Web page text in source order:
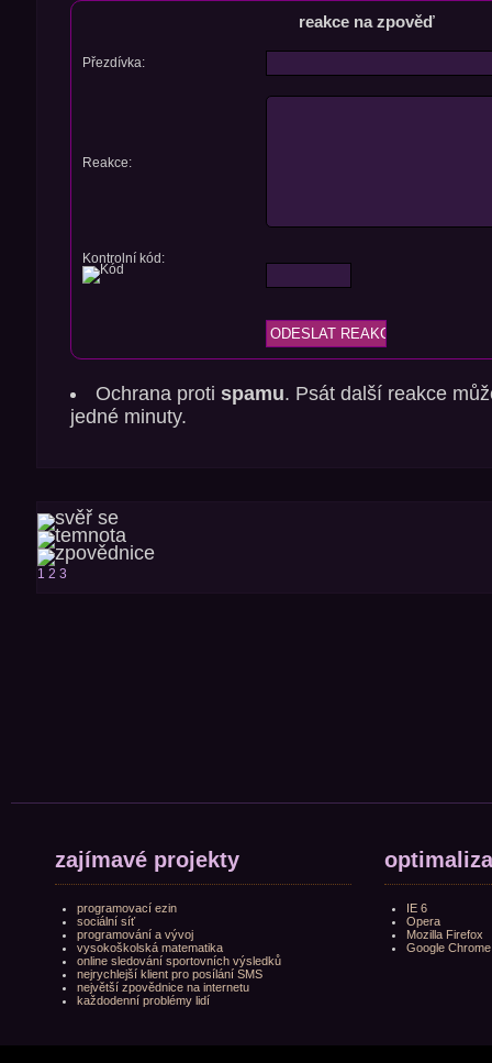
reakce na zpověď
Přezdívka:
Reakce:
Kontrolní kód:
Ochrana protispamu. Psát další reakce
jedné minuty.
1 2 3
zajímavé projekty
programovací ezin
sociální síť
programování a vývoj
vysokoškolská matematika
online sledování sportovních výsledků
nejrychlejší klient pro posílání SMS
největší zpovědnice na internetu
každodenní problémy lidí
IE 6
Opera
Mozilla Firefox
Google Chrome